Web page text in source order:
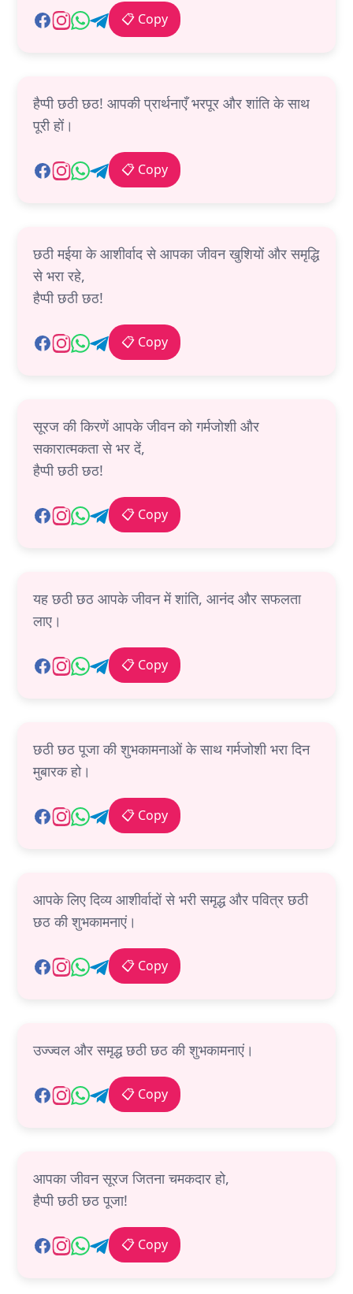
📋 Copy
हैप्पी छठी छठ! आपकी प्रार्थनाएँ भरपूर और शांति के साथ
पूरी हों।
📋 Copy
छठी मईया के आशीर्वाद से आपका जीवन खुशियों और समृद्धि
से भरा रहे,
हैप्पी छठी छठ!
📋 Copy
सूरज की किरणें आपके जीवन को गर्मजोशी और
सकारात्मकता से भर दें,
हैप्पी छठी छठ!
📋 Copy
यह छठी छठ आपके जीवन में शांति, आनंद और सफलता
लाए।
📋 Copy
छठी छठ पूजा की शुभकामनाओं के साथ गर्मजोशी भरा दिन
मुबारक हो।
📋 Copy
आपके लिए दिव्य आशीर्वादों से भरी समृद्ध और पवित्र छठी
छठ की शुभकामनाएं।
📋 Copy
उज्ज्वल और समृद्ध छठी छठ की शुभकामनाएं।
📋 Copy
आपका जीवन सूरज जितना चमकदार हो,
हैप्पी छठी छठ पूजा!
📋 Copy